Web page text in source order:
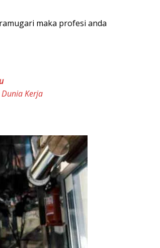
maka profesi anda
Kerja